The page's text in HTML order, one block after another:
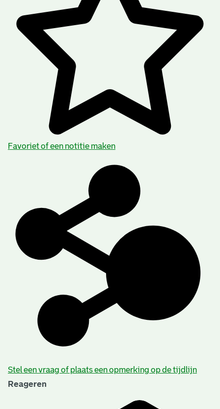
Favoriet of een notitie maken
Stel een vraag of plaats een opmerking op de tijdlijn
Reageren